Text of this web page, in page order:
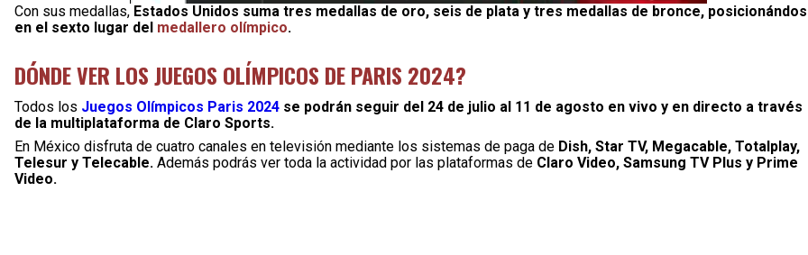
Con sus medallas, Estados Unidos suma tres medallas de oro, seis de plata y tres medallas de bronce,
en el sexto lugar del medallero olímpico.
DÓNDE VER LOS JUEGOS OLÍMPICOS DE PARIS 2024?
Todos los Juegos Olímpicos Paris 2024 se podrán seguir del 24 de julio al 11 de agosto en vivo y en directo a través
de la multiplataforma de Claro Sports.
En México disfruta de cuatro canales en televisión mediante los sistemas de paga de Dish, Star TV, Megacable, Totalplay,
Telesur y Telecable. Además podrás ver toda la actividad por las plataformas de Claro Video, Samsung TV Plus y Prime
Video.